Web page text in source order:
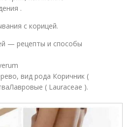
.
с корицей.
— рецепты и способы
вид рода Коричник (
( Lauraceae ).